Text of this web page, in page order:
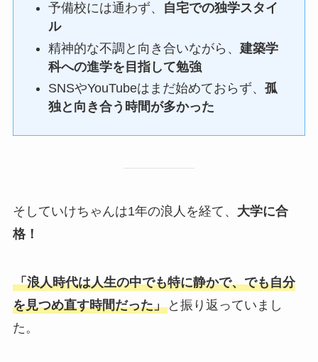
予備校には通わず、 自宅での独学スタイ
ル
精神的な不調と向き合いながら、建築学
科への進学を目指して勉強
SNSやYouTubeはまだ始めておらず、孤
独と向き合う時間が多かった
そしていけちゃんは1年の浪人を経て、 大学に合
格！
「浪人時代は人生の中でも特に静かで、でも自分
を見つめ直す時間だった」と振り返っていまし
た。